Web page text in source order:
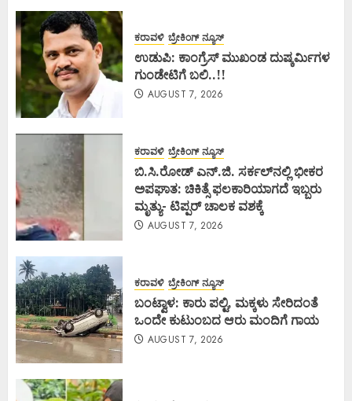
ಕರಾವಳಿ ಬ್ರೇಕಿಂಗ್ ನ್ಯೂಸ್
ಉಡುಪಿ: ಕಾಂಗ್ರೆಸ್ ಮುಖಂಡ ದುಷ್ಕರ್ಮಿಗಳ
ಗುಂಡೇಟಿಗೆ ಬಲಿ..!!
AUGUST 7, 2026
ಕರಾವಳಿ ಬ್ರೇಕಿಂಗ್ ನ್ಯೂಸ್
ಬಿ.ಸಿ.ರೋಡ್ ಎನ್.ಜಿ. ಸರ್ಕಲ್‌ನಲ್ಲಿ ಭೀಕರ
ಅಪಘಾತ: ಚಿಕಿತ್ಸೆ ಫಲಕಾರಿಯಾಗದೆ ಇಬ್ಬರು
ಮೃತ್ಯು- ಟಿಪ್ಪರ್ ಚಾಲಕ ವಶಕ್ಕೆ
AUGUST 7, 2026
ಕರಾವಳಿ ಬ್ರೇಕಿಂಗ್ ನ್ಯೂಸ್
ಬಂಟ್ವಾಳ: ಕಾರು ಪಲ್ಟಿ, ಮಕ್ಕಳು ಸೇರಿದಂತೆ
ಒಂದೇ ಕುಟುಂಬದ ಆರು ಮಂದಿಗೆ ಗಾಯ
AUGUST 7, 2026